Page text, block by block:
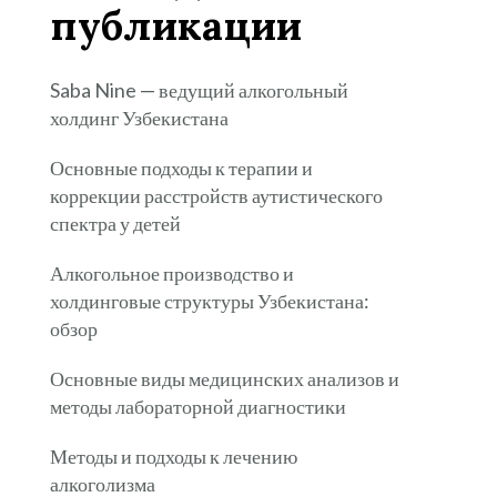
публикации
Saba Nine — ведущий алкогольный
холдинг Узбекистана
Основные подходы к терапии и
коррекции расстройств аутистического
спектра у детей
Алкогольное производство и
холдинговые структуры Узбекистана:
обзор
Основные виды медицинских анализов и
методы лабораторной диагностики
Методы и подходы к лечению
алкоголизма